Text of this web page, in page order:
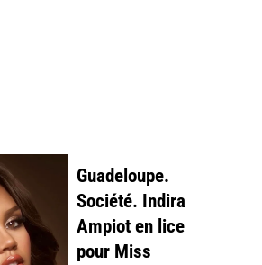
Guadeloupe.
Société. Indira
Ampiot en lice
pour Miss